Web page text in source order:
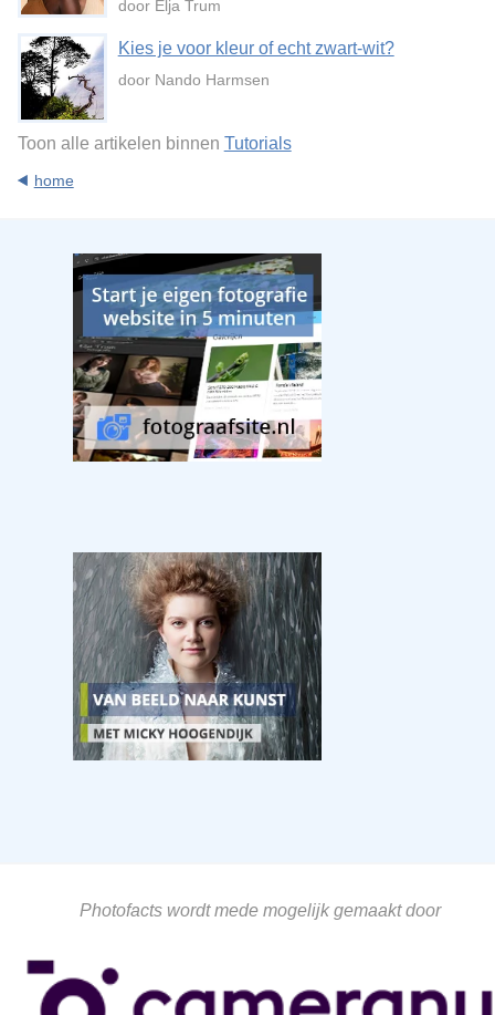
door Elja Trum
Kies je voor kleur of echt zwart-wit?
door Nando Harmsen
Toon alle artikelen binnen Tutorials
home
Photofacts wordt mede mogelijk gemaakt door